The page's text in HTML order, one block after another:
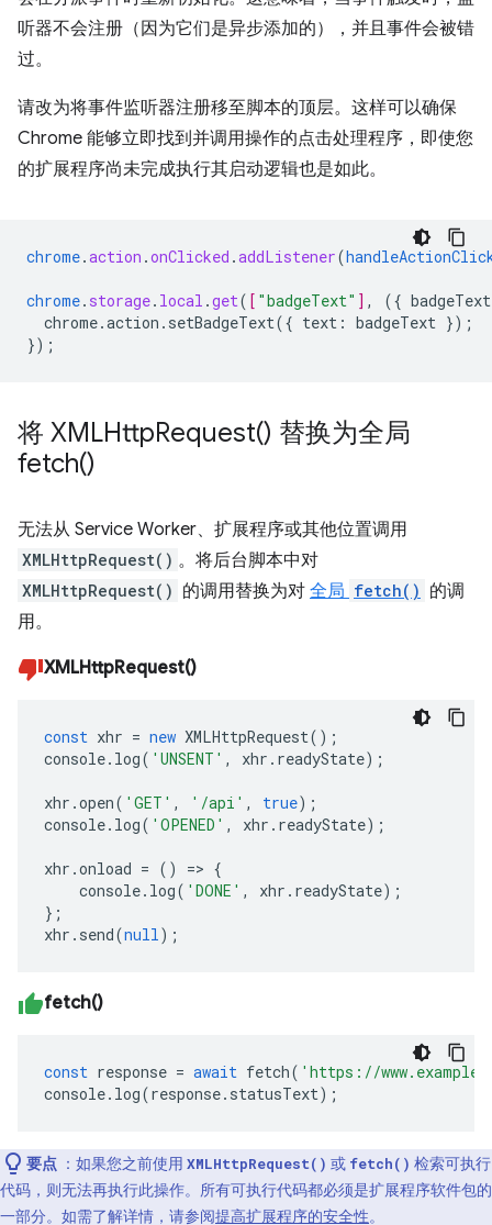
听器不会注册（因为它们是异步添加的），并且事件会被错
过。
请改为将事件监听器注册移至脚本的顶层。这样可以确保
Chrome 能够立即找到并调用操作的点击处理程序，即使您
的扩展程序尚未完成执行其启动逻辑也是如此。
chrome.action .onClicked .addListener(
chrome. storage. local .get( [ "badgeText" ] , ({ badgeText
chrome.action.setBadgeText({ text : badgeText });
});
将 XMLHttpRequest() 替换为全局
fetch()
无法从 Service Worker、扩展程序或其他位置调用
XMLHttpRequest() 。将后台脚本中对
XMLHttpRequest() 的调用替换为对 全局 fetch() 的调
用。
XMLHttpRequest()
const xhr = new XMLHttpRequest();
console. log( 'UNSENT' , xhr . readyState);
xhr .open( 'GET' , '/api' , true);
console. log( 'OPENED' , xhr . readyState);
xhr .onload = () => {
console. log( 'DONE' , xhr . readyState);
};
xhr . send(null );
fetch()
const response = await fetch( 'https://
console. log(response. statusText);
要点 ：如果您之前使用 XMLHttpRequest() 或 fetch() 检索可执行
代码，则无法再执行此操作。所有可执行代码都必须是扩展程序软件包的
一部分。如需了解详情，请参阅提高扩展程序的安全性。